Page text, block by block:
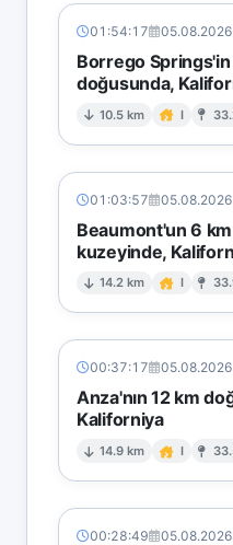
01:54:17 05.08.2026
Borrego Springs'in
doğusunda,
10.5 km I
01:03:57 05.08.2026
Beaumont'un 6 km
kuzeyinde,
14.2 km I
00:37:17 05.08.2026
Anza'nın 12 km
Kaliforniya
14.9 km I
00:28:49 05.08.2026